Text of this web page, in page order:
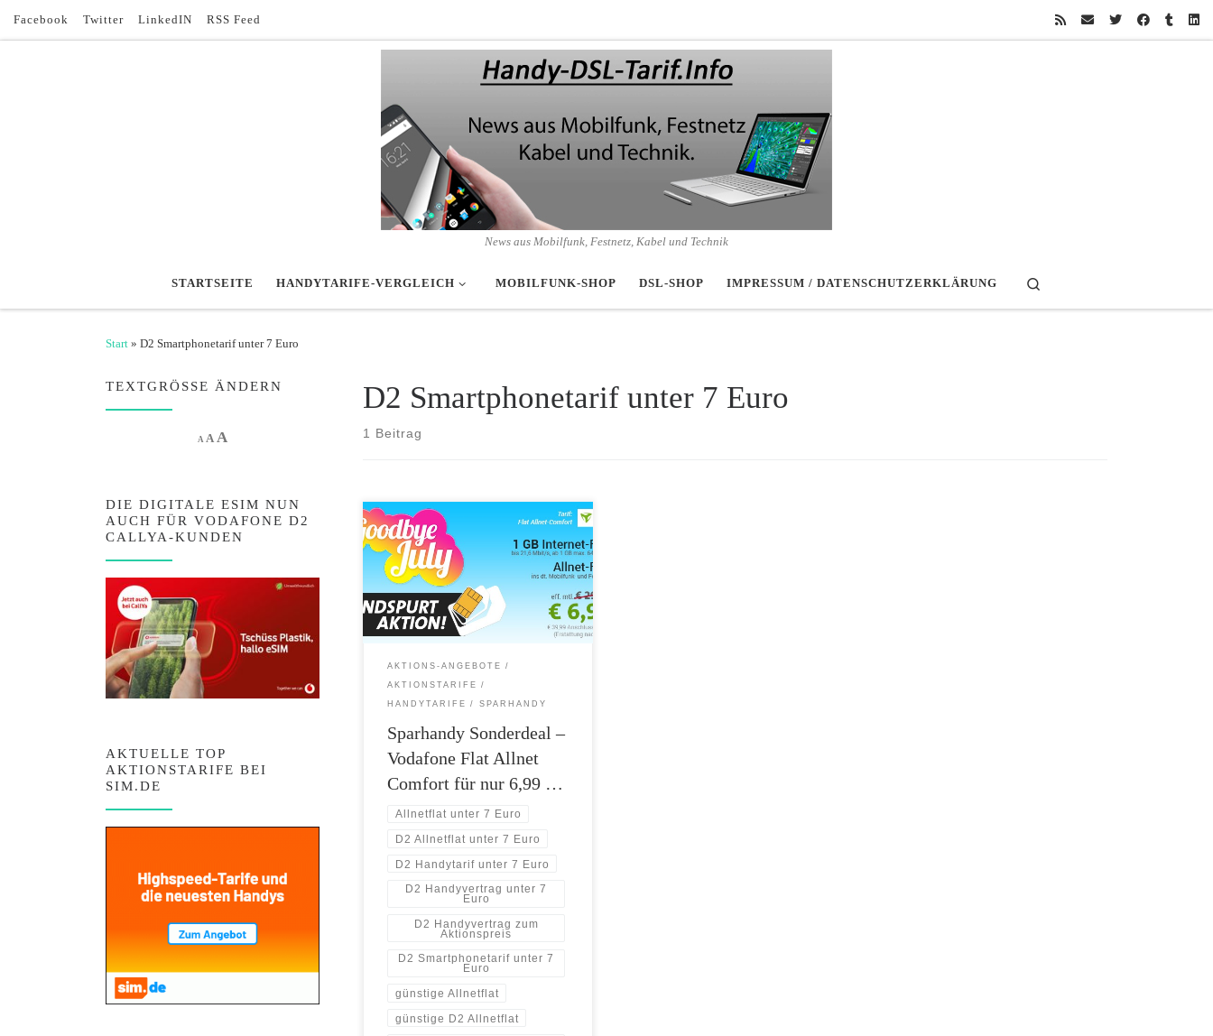
Zum Inhalt springen
Facebook Twitter LinkedIN RSS Feed
News aus Mobilfunk, Festnetz, Kabel und Technik
STARTSEITE HANDYTARIFE-VERGLEICH MOBILFUNK-SHOP DSL-SHOP IMPRESSUM / DATENSCHUTZERKLÄRUNG
Start » D2 Smartphonetarif unter 7 Euro
D2 Smartphonetarif unter 7 Euro
1 Beitrag
Sparhandy startet einen Sonderdeal mit
dem Vodafone Flat Allnet Comfort
Handyvertrag von mobilcom-debitel für
nur 6,99 Euro monatlich inklusive 1 GB
Datenflat. Highlights: Vodafone D2-
Netz Qualität 1 GB Internet-Flat (bis
21,6 Mbit/s, ab 1 GB max. 64 Kbit/s)
AKTIONS-ANGEBOTE
AKTIONSTARIFE
HANDYTARIFE SPARHANDY
Sparhandy Sonderdeal –
Vodafone Flat Allnet
Comfort für nur 6,99 …
Allnetflat unter 7 Euro
D2 Allnetflat unter 7 Euro
D2 Handytarif unter 7 Euro
D2 Handyvertrag unter 7
Euro
D2 Handyvertrag zum
Aktionspreis
D2 Smartphonetarif unter 7
Euro
günstige Allnetflat
günstige D2 Allnetflat
TEXTGRÖSSE ÄNDERN
A Decrease font size.
AReset font size.
AIncrease font size.
DIE DIGITALE ESIM NUN
AUCH FÜR VODAFONE D2
CALLYA-KUNDEN
AKTUELLE TOP
AKTIONSTARIFE BEI
SIM.DE